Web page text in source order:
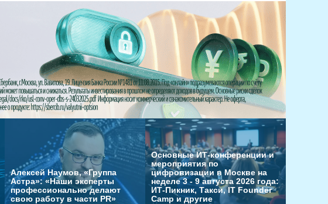
Алексей Наумов, «Группа
Астра»: «Наши эксперты
профессионально делают
свою работу в части PR»
Основные ИТ-конференции и
мероприятия по
цифровизации в Москве на
неделе 3 - 9 августа 2026 года:
ИТ-Пикник, Такси, IT Founder
Camp и другие